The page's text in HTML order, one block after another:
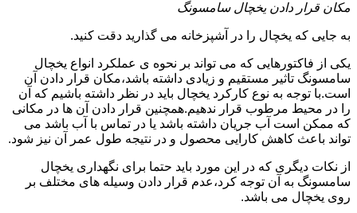
مکان قرار دادن یخچال سامسونگ
به جایی که یخچال را در آشپزخانه می گذارید دقت کنید.
یکی از فاکتورهایی که می تواند بر نحوه ی عملکرد انواع یخچال
سامسونگ تاثیر مستقیم و زیادی داشته باشد،مکان قرار دادن آن
است.با توجه به نوع کارکرد یخچال باید در نظر داشته باشیم که آن
را در محیط مرطوب قرار ندهیم.همچنین قرار دادن آن ها در مکانی
که ممکن است آب جریان داشته باشد یا در تماس با آب باشد می
تواند باعث کاهش کارایی محصول و در نتیجه طول عمر آن نیز شود.
از نکات دیگری که در این مورد باید حتما برای نگهداری یخچال
سامسونگ به آن توجه کرد،عدم قرار دادن وسیله های مختلف بر
روی یخچال می باشد.